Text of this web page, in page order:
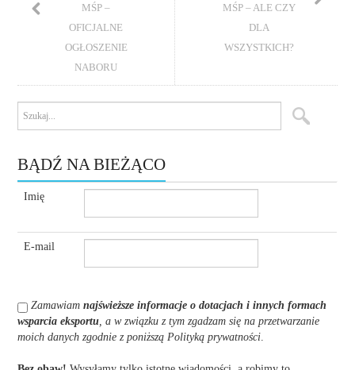
MŚP –
OFICJALNE
OGŁOSZENIE
NABORU
MŚP – ALE CZY
DLA
WSZYSTKICH?
BĄDŹ NA BIEŻĄCO
Imię
E-mail
Zamawiamnajświeższe informacje o dotacjach i innych formach
wsparcia eksportu , a w związku z tym zgadzam się na przetwarzanie
moich danych zgodnie z poniższą Polityką prywatności